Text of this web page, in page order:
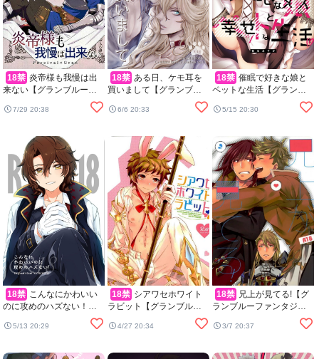
18禁
来ない【グランブルーフ
7/29 20:38
18禁
買いまして【グランブル
ーファンタジー/セルエル×
ノイシュ】
6/6 20:33
18禁
ペットな生活【グランブ
ルーファンタジー/モブ×ラ
ンスロット】
5/15 20:30
18禁
のに攻めのハズない！
【グランブルーファンタ
ジー/ジクグラ】
5/13 20:29
18禁
ラビット【グランブルー
ファンタジー/ヴェイン×グ
ラン】
4/27 20:34
18禁
ランブルーファンタジー/
3/7 20:37